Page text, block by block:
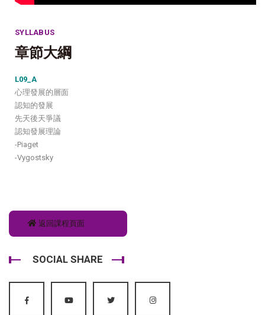
SYLLABUS
章節大綱
L09_A
心理發展的層面
認知的發展
先天後天爭議
認知發展理論
-Piaget
-Vygostsky
返回課程頁面
SOCIAL SHARE